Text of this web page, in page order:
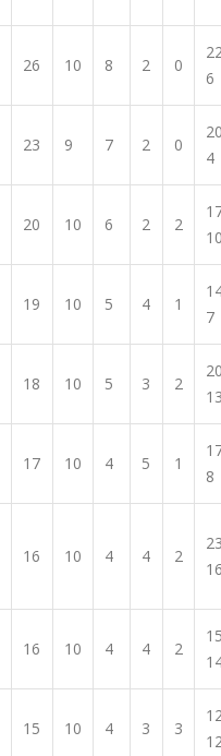
26 10 8 2 0
6
23 9 7 2 0
4
20 10 6 2 2
19 10 5 4 1
7
18 10 5 3 2
17 10 4 5 1
8
16 10 4 4 2
16 10 4 4 2
15 10 4 3 3